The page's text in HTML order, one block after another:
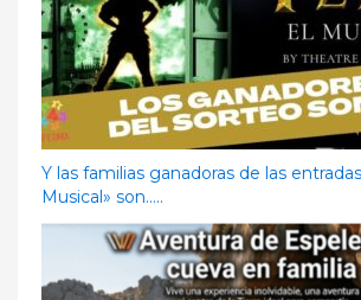
Y las familias ganadoras de las
Musical» son…..